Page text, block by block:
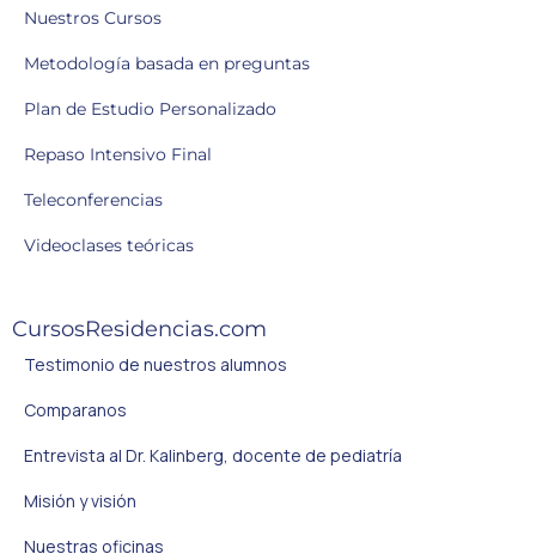
Nuestros Cursos
Metodología basada en preguntas
Plan de Estudio Personalizado
Repaso Intensivo Final
Teleconferencias
Videoclases teóricas
CursosResidencias.com
Testimonio de nuestros alumnos
Comparanos
Entrevista al Dr. Kalinberg, docente de pediatría
Misión y visión
Nuestras oficinas